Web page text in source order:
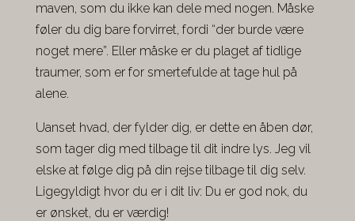
maven, som du ikke kan dele med nogen. Måske
føler du dig bare forvirret, fordi “der burde være
noget mere”. Eller måske er du plaget af tidlige
traumer, som er for smertefulde at tage hul på
alene.
Uanset hvad, der fylder dig, er dette en åben dør,
som tager dig med tilbage til dit indre lys. Jeg vil
elske at følge dig på din rejse tilbage til dig selv.
Ligegyldigt hvor du er i dit liv: Du er god nok, du
er ønsket, du er værdig!